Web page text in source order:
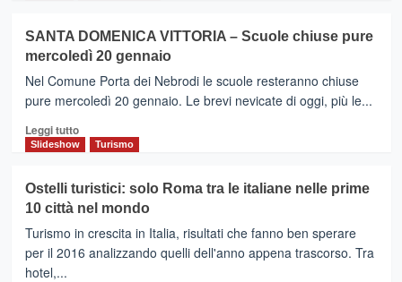
sogno
per
la
luna
miele
SICILIA
–
Assistenti
sociali:
nuovo
Presidente
SANTA DOMENICA VITTORIA – Scuole chiuse pure
mercoledì 20 gennaio
Nel Comune Porta dei Nebrodi le scuole resteranno chiuse
pure mercoledì 20 gennaio. Le brevi nevicate di oggi, più le...
Leggi tuttoLeggi
di
SANTA
DOMENICA
VITTORIA
–
Scuole
Slideshow Turismo
Ostelli turistici: solo Roma tra le italiane nelle prime
10 città nel mondo
Turismo in crescita in Italia, risultati che fanno ben sperare
per il 2016 analizzando quelli dell'anno appena trascorso. Tra
hotel,...